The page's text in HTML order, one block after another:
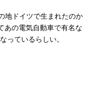
地ドイツで生まれたのか
あの電気自動車で有名な
っているらしい。